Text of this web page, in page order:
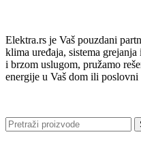
Elektra.rs je Vaš pouzdani
klima uređaja, sistema
i brzom uslugom, pružamo
energije u Vaš dom ili poslovni